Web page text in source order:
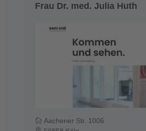
Frau Dr. med. Julia Huth
Aachener Str. 1006